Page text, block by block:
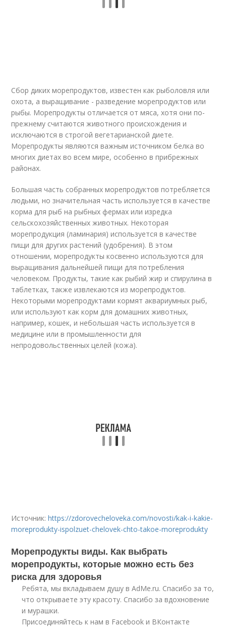
Сбор диких морепродуктов, известен как рыболовля или
охота, а выращивание - разведение морепродуктов или
рыбы. Морепродукты отличается от мяса, хотя они по-
прежнему считаются животного происхождения и
исключаются в строгой вегетарианской диете.
Морепродукты являются важным источником белка во
многих диетах во всем мире, особенно в прибрежных
районах.
Большая часть собранных морепродуктов потребляется
людьми, но значительная часть используется в качестве
корма для рыб на рыбных фермах или изредка
сельскохозяйственных животных. Некоторая
морепродукция (ламинария) используется в качестве
пищи для других растений (удобрения). В этом
отношении, морепродукты косвенно используются для
выращивания дальнейшей пищи для потребления
человеком. Продукты, такие как рыбий жир и спирулина в
таблетках, также извлекаются из морепродуктов.
Некоторыми морепродуктами кормят аквариумных рыб,
или используют как корм для домашних животных,
например, кошек, и небольшая часть используется в
медицине или в промышленности для
непродовольственных целей (кожа).
Источник:https://zdorovecheloveka.com/novosti/kak-i-kakie-
moreprodukty-ispolzuet-chelovek-chto-takoe-moreprodukty
Морепродукты виды. Как выбрать
морепродукты, которые можно есть без
риска для здоровья
Ребята, мы вкладываем душу в AdMe.ru. Cпасибо за то,
что открываете эту красоту. Спасибо за вдохновение
и мурашки.
Присоединяйтесь к нам в Facebook и ВКонтакте